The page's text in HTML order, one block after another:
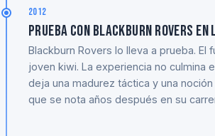
2012
Prueba con Blackburn Rovers en
Blackburn Rovers lo lleva a prueba. El
joven kiwi. La experiencia no culmina
deja una madurez táctica y una
que se nota años después en su